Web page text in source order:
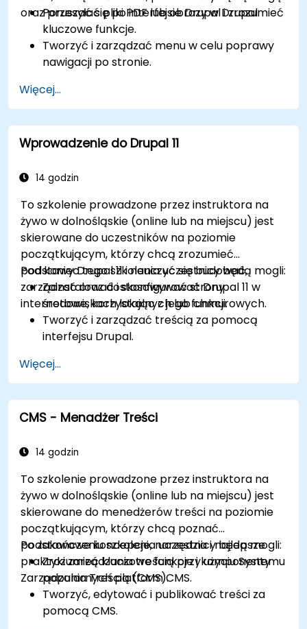
oraz przesyłać pliki PDF lub obrazy w Drupal.
Poruszać się po interfejsie Drupal i zrozumieć
kluczowe funkcje.
Tworzyć i zarządzać menu w celu poprawy
nawigacji po stronie.
kategoryzować i organizować treści.
Przesyłać i zarządzać plikami PDF, obrazami
oraz innymi plikami multimedialnymi.
Edytować i publikować podstawowe strony
Więcej...
Wprowadzenie do Drupal 11
14 godzin
To szkolenie prowadzone przez instruktora na
żywo w dolnośląskie (online lub na miejscu) jest
skierowane do uczestników na poziomie
początkującym, którzy chcą zrozumieć
podstawy Drupal 11 i nauczyć się budować,
zarządzać oraz dostosowywać strony
internetowe, korzystając z jego funkcji.
Pod koniec tego szkolenia uczestnicy będą mogli:
Zainstalować i skonfigurować Drupal 11 w
środowiskach lokalnych lub chmurowych.
Tworzyć i zarządzać treścią za pomocą
interfejsu Drupal.
za pomocą motywów.
Rozszerzać funkcjonalność strony za
pomocą modułów i wtyczek.
Zrozumieć role użytkowników, uprawnienia i
Skutecznie wdrażać i utrzymywać strony
Więcej...
CMS - Menadżer Treści
14 godzin
To szkolenie prowadzone przez instruktora na
żywo w dolnośląskie (online lub na miejscu) jest
skierowane do menedżerów treści na poziomie
początkującym, którzy chcą poznać
podstawowe koncepcje, narzędzia i najlepsze
praktyki zarządzania treścią przy użyciu Systemu
Zarządzania Treścią (CMS).
Po zakończeniu szkolenia uczestnicy będą mogli:
Zrozumieć kluczowe funkcje i komponenty
popularnych platform CMS.
Tworzyć, edytować i publikować treści za
pomocą CMS.